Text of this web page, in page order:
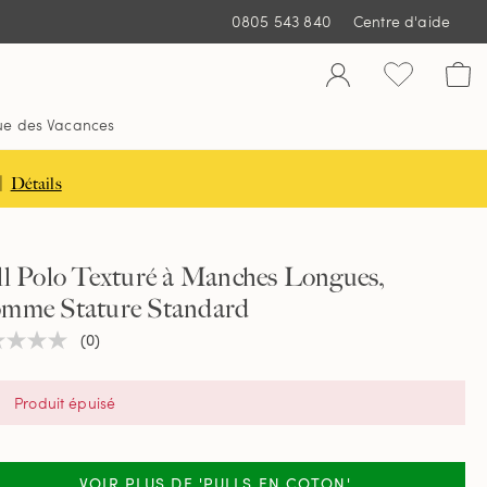
0805 543 840 Centre d'aide
des Vacances
Détails
Polo Texturé à Manches Longues,
Stature Standard
(0)
Produit épuisé